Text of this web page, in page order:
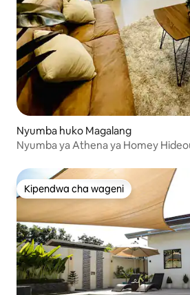
Nyumba huko Magalang
Nyumba ya Athena ya Homey
Kipendwa cha wageni
Kipendwa cha wageni